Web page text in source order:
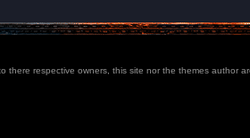
there respective owners, this site nor the themes author